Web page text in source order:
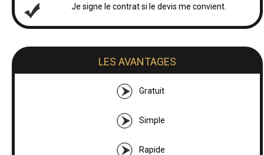
Je signe le contrat si le devis me convient.
LES AVANTAGES
Gratuit
Simple
Rapide